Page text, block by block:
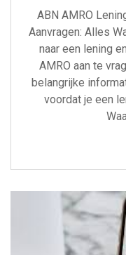
ABN AMRO
Aanvragen: Alles
naar een lening
AMRO aan te
belangrijke
voordat je een